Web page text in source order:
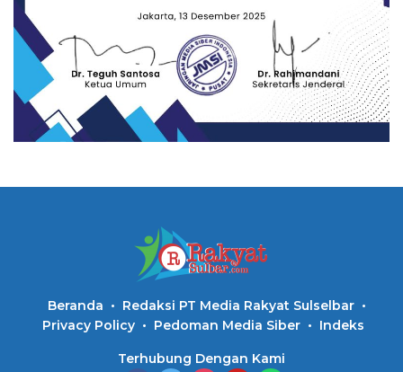
Beranda
Redaksi PT Media Rakyat Sulselbar
Privacy Policy
Pedoman Media Siber Indeks
Terhubung Dengan Kami